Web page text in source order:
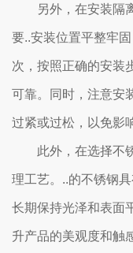
另外，在安装隔
要..安装位置平整牢
次，按照正确的安装
可靠。同时，注意安
过紧或过松，以免影
此外，在选择不
理工艺。..的不锈钢
长期保持光泽和表面
升产品的美观度和触